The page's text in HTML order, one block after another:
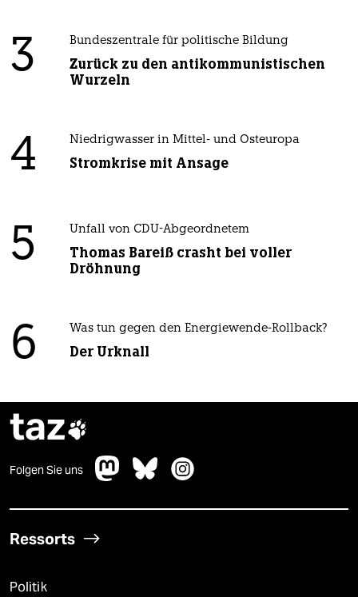
3 Bundeszentrale für politische Bildung
Zurück zu den antikommunistischen
Wurzeln
4 Niedrigwasser in Mittel- und Osteuropa
Stromkrise mit Ansage
5 Unfall von CDU-Abgeordnetem
Thomas Bareiß crasht bei voller
Dröhnung
6 Was tun gegen den Energiewende-Rollback?
Der Urknall
taz
Folgen Sie uns
Ressorts
Politik